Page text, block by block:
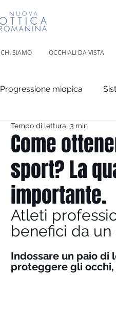
CHI SIAMO OCCHIALI DA VISTA
Progressione miopica
Difetti visivi
Come
sport? La
importante.
Tempo di lettura: 3 min
Atleti
benefici da
Indossare un paio
proteggere gli occhi,